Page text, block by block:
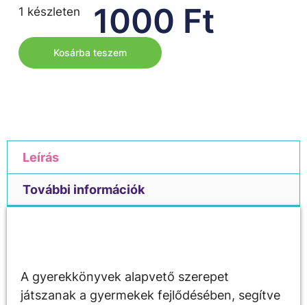
1000 Ft
1 készleten
Kosárba teszem
Leírás
További információk
A gyerekkönyvek alapvető szerepet
játszanak a gyermekek fejlődésében, segítve